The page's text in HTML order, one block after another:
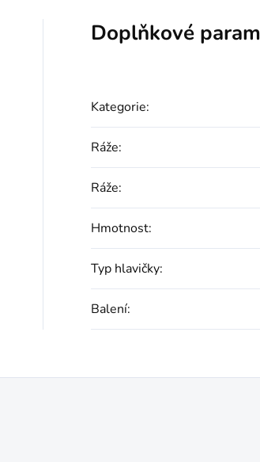
Doplňkové
Kategorie:
Ráže:
Ráže:
Hmotnost:
Typ hlavičky:
Balení: